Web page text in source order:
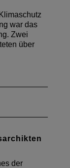
war das
Zwei
über
der